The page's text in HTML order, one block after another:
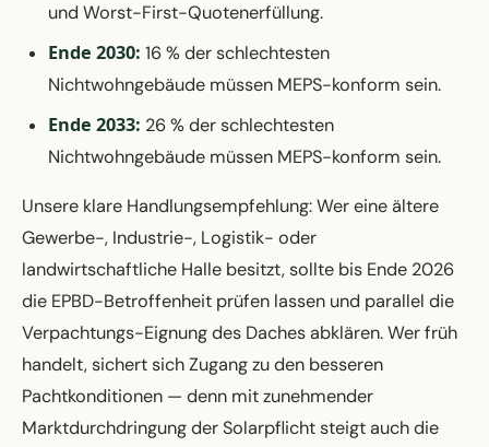
und Worst-First-Quotenerfüllung.
Ende 2030: 16 % der schlechtesten
Nichtwohngebäude müssen MEPS-konform sein.
Ende 2033: 26 % der schlechtesten
Nichtwohngebäude müssen MEPS-konform sein.
Unsere klare Handlungsempfehlung: Wer eine ältere
Gewerbe-, Industrie-, Logistik- oder
landwirtschaftliche Halle besitzt, sollte bis Ende 2026
die EPBD-Betroffenheit prüfen lassen und parallel die
Verpachtungs-Eignung des Daches abklären. Wer früh
handelt, sichert sich Zugang zu den besseren
Pachtkonditionen — denn mit zunehmender
Marktdurchdringung der Solarpflicht steigt auch die